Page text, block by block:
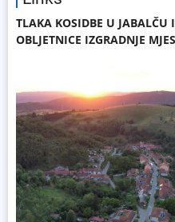
TLAKA KOSIDBE U JABALČU
OBLJETNICE IZGRADNJE